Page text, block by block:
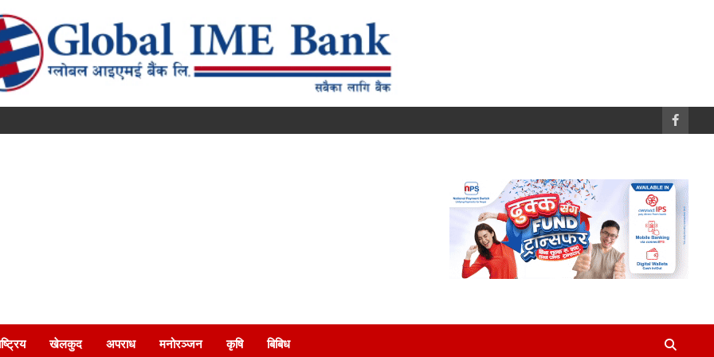
खेलकुद अपराध मनोरञ्जन कृषि बिबिध